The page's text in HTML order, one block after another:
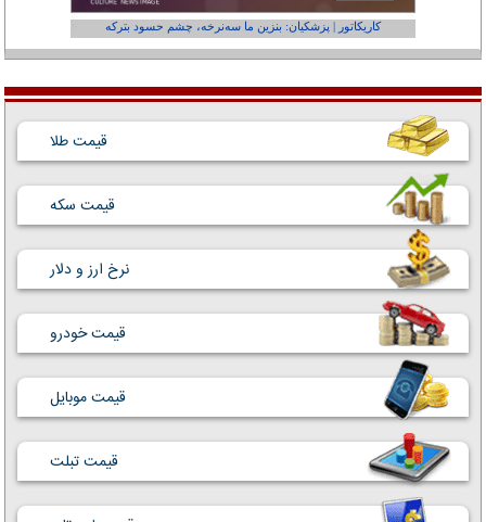
کاریکاتور | پزشکیان: بنزین ما سه‌نرخه، چشم حسود بترکه
قیمت طلا
قیمت سکه
نرخ ارز و دلار
قیمت خودرو
قیمت موبایل
قیمت تبلت